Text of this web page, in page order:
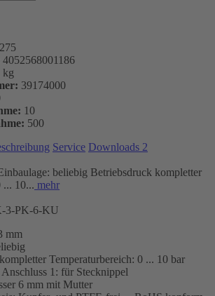
4052568001186
kg
39174000
10
500
Service Downloads 2
beliebig Betriebsdruck kompletter
... 10... mehr
3-PK-6-KU
mm
Temperaturbereich: 0 ... 10 bar
Anschluss 1: für Stecknippel
6 mm mit Mutter